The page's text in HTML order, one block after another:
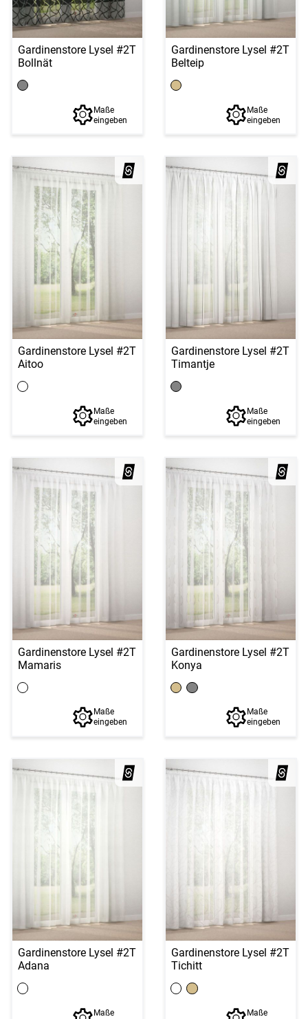
Gardinenstore Lysel #2T
Bollnät
Maße
eingeben
Gardinenstore Lysel #2T
Belteip
Maße
eingeben
Gardinenstore Lysel #2T
Aitoo
Maße
eingeben
Gardinenstore Lysel #2T
Timantje
Maße
eingeben
Gardinenstore Lysel #2T
Mamaris
Maße
eingeben
Gardinenstore Lysel #2T
Konya
Maße
eingeben
Gardinenstore Lysel #2T
Adana
Maße
Gardinenstore Lysel #2T
Tichitt
Maße